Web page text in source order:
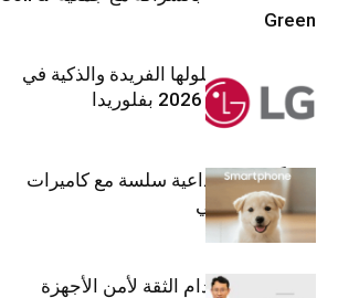
Green
إل جي تقدم حلولها الفريدة والذكية في
معرض (KBIS) 2026 بفلوريدا
قريباً: تجربة إبداعية سلسة مع كاميرات
أجهزة جالاكسي
استراتيجية انعدام الثقة لأمن الأجهزة